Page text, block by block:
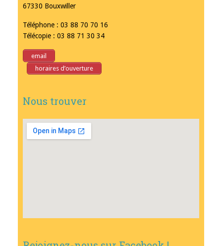
67330 Bouxwiller
Téléphone : 03 88 70 70 16
Télécopie : 03 88 71 30 34
email
horaires d’ouverture
Nous trouver